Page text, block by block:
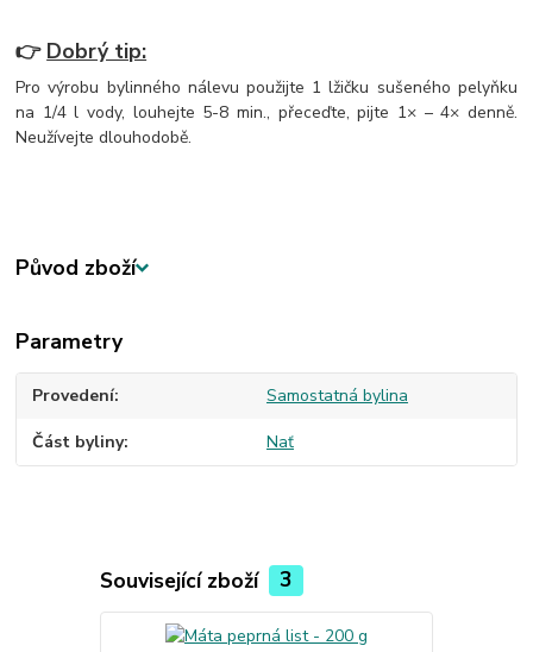
👉 Dobrý tip:
Pro výrobu bylinného nálevu použijte 1 lžičku sušeného pelyňku
na 1/4 l vody, louhejte 5-8 min., přeceďte, pijte 1× – 4× denně.
Neužívejte dlouhodobě.
Původ zboží
Parametry
Provedení Samostatná bylina
Část byliny Nať
Související zboží 3